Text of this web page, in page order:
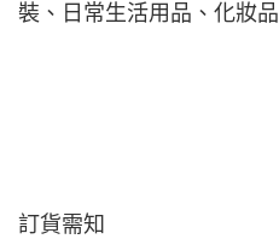
裝、日常生活用品、化妝
訂貨需知